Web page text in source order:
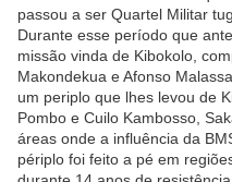
passou a ser Quartel Militar
Durante esse período que
missão vinda de Kibokolo,
Makondekua e Afonso
um periplo que lhes levou de
Pombo e Cuilo Kambosso,
áreas onde a influência da
périplo foi feito a pé em